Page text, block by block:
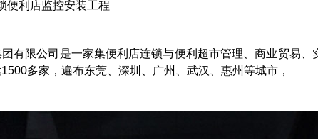
便利店监控安装工程
有限公司是一家集便利店连锁与便利超市管理、商业贸易
多家，遍布东莞、深圳、广州、武汉、惠州等城市，